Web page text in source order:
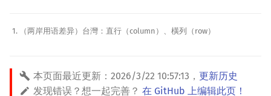
（两岸用语差异）台灣：直行（column）、橫列（row）
本页面最近更新： 2026/3/22 10:57:13 ， 更新历史
发现错误？想一起完善？ 在 GitHub 上编辑此页！